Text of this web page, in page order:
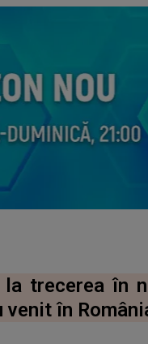
la trecerea în
venit în